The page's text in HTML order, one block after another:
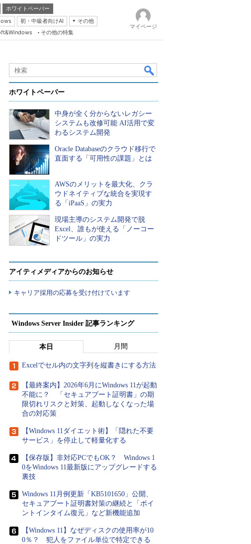
ホワイトペーパー
初・中級者向けAI
その他
Network
その他の特集
マイページ
ホワイトペーパー
中身が全く分からないレガシー
システムも改修可能 AI活用で変
わるシステム開発
Oracle Databaseのクラウド移行で
直面する「可用性の課題」とは
AWSのメリットを最大化、クラ
ウドネイティブな統合を実現す
る「iPaaS」の実力
現場主導のシステム開発で脱
Excel、誰もが使える「ノーコー
ドツール」の実力
アイティメディアからのお知らせ
キャリア採用の応募を受け付けています
Windows Server Insider 記事ランキング
本日 月間
Excelでセル内の文字列を縦書きにする方法
【最終案内】2026年6月にWindows 11が起動
不能に？ 「セキュアブート証明書」の期
限切れリスクと対策、起動しなくなった場
合の対応策
【Windows 11ダイエット術】「隠れた不要
サービス」を停止して軽量化する
【保存版】非対応PCでもOK？ Windows 1
0をWindows 11最新版にアップグレードする
裏技
Windows 11月例更新「KB5101650」公開、
セキュアブート証明書対策の継続と「ポイ
ントインタイム復元」など新機能追加
【Windows 11】なぜディスクの使用率が10
0％？ 犯人をファイル単位で特定できる